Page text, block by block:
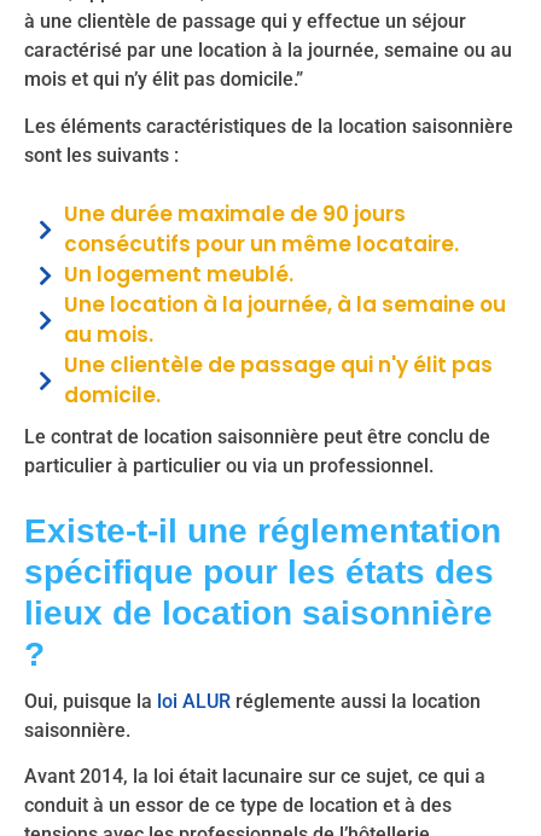
à une clientèle de passage qui y effectue un séjour
caractérisé par une location à la journée, semaine ou au
mois et qui n’y élit pas domicile.”
Les éléments caractéristiques de la location saisonnière
sont les suivants :
Une durée maximale de 90 jours
consécutifs pour un même locataire.
Un logement meublé.
Une location à la journée, à la semaine ou
au mois.
Une clientèle de passage qui n'y élit pas
domicile.
Le contrat de location saisonnière peut être conclu de
particulier à particulier ou via un professionnel.
Existe-t-il une réglementation
spécifique pour les états des
lieux de location saisonnière
?
Oui, puisque la loi ALUR réglemente aussi la location
saisonnière.
Avant 2014, la loi était lacunaire sur ce sujet, ce qui a
conduit à un essor de ce type de location et à des